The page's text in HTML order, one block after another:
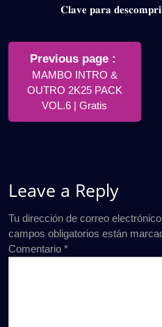
𝐂𝐥𝐚𝐯𝐞 𝐩𝐚𝐫𝐚
Navegación
entradas
Previous page
MAMBO INTRO &
OUTRO 2K25 PACK
VOL.6 | Gratis
Leave a Reply
Tu dirección de correo
campos obligatorios están
Comentario *